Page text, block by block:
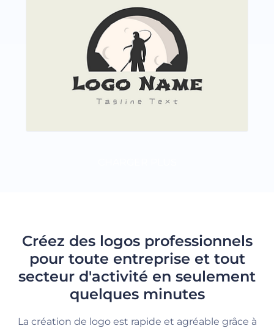
Créez des logos professionnels
pour toute entreprise et tout
secteur d'activité en seulement
quelques minutes
La création de logo est rapide et agréable grâce à